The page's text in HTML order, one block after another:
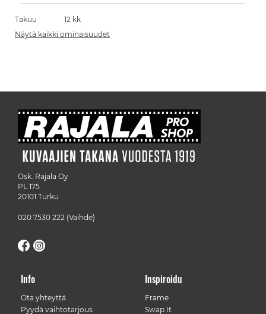
Takuu
12 kk
Näytä kaikki ominaisuudet
Osk. Rajala Oy
PL 175
20101 Turku
020 7530 222 (Vaihde)
Info
Ota yhteyttä
Pyydä vaihtotarjous
Inspiroidu
Frame
Swap It